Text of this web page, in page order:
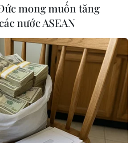
mong muốn tăng
nước ASEAN